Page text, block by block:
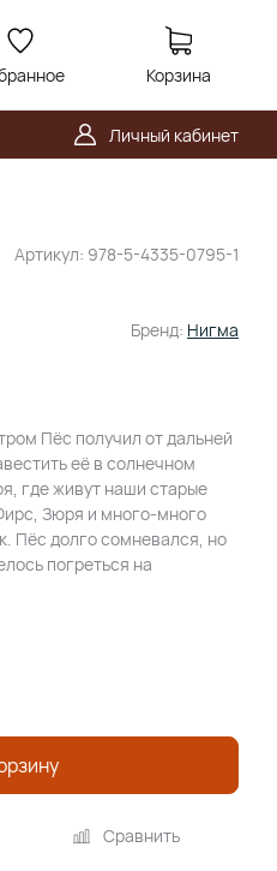
Корзина
Личный кабинет
Артикул: 978-5-4335-0795-1
Бренд: Нигма
Пёс получил от дальней
её в солнечном
где живут наши старые
Зюря и много-много
Пёс долго сомневался, но
погреться на
Сравнить